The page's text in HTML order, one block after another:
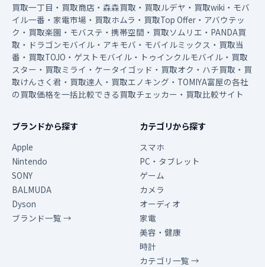
買取一丁目・買取商店・森森買取・買取ルデヤ・買取wiki・モバ
イル一番・家電市場・買取ホムラ・買取Top Offer・アバウテッ
ク・買取楽園・モバステ・携帯空間・買取ソムリエ・PANDA買
取・ドラゴンモバイル・アキモバ・モバイルミックス・買取当
番・買取TOJO・ゲストモバイル・トゥインクルモバイル・買取
スター・買取ミライ・ケータイゴッド・買取オク・ハチ買取・買
取けんさく君・買取達人・買取エノキング・TOMIYA富屋の各社
の買取価格を一括比較できる買取チェッカー・買取比較サイト
ブランドから探す
Apple
Nintendo
SONY
BALMUDA
Dyson
ブランド一覧 →
カテゴリから探す
スマホ
PC・タブレット
ゲーム
カメラ
オーディオ
家電
美容・健康
時計
カテゴリ一覧 →